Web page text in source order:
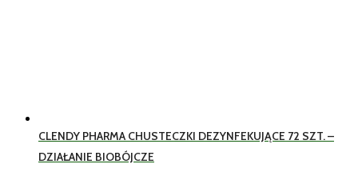
CLENDY PHARMA CHUSTECZKI DEZYNFEKUJĄCE 72 SZT. –
DZIAŁANIE BIOBÓJCZE